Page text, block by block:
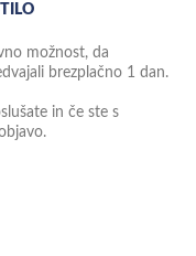
možnost, da
brezplačno 1 dan.
in če ste s